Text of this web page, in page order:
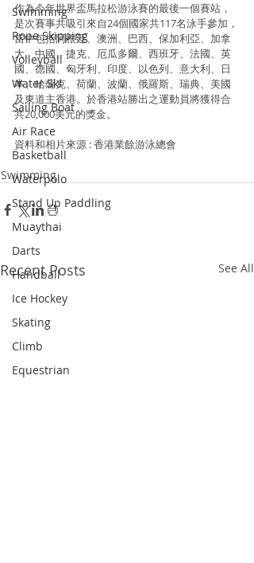
Swimming
Rope Skipping
Volleyball
Water Ski
Sailing Boat
Air Race
Basketball
Waterpolo
Stand Up Paddling
Muaythai
Darts
Handball
Ice Hockey
Skating
Climb
Equestrian
作為今年世界盃馬拉松游泳賽的最後一個賽站，
是次賽事共吸引來自24個國家共117名泳手參加，
當中包括阿根廷、澳洲、巴西、保加利亞、加拿
大、中國、捷克、厄瓜多爾、西班牙、法國、英
國、德國、匈牙利、印度、以色列、意大利、日
本、哈薩克、荷蘭、波蘭、俄羅斯、瑞典、美國
及東道主香港。於香港站勝出之運動員將獲得合
共20,000美元的獎金。
資料和相片來源 : 香港業餘游泳總會
Swimming
Recent Posts See All